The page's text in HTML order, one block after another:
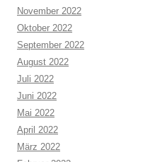
November 2022
Oktober 2022
September 2022
August 2022
Juli 2022
Juni 2022
Mai 2022
April 2022
März 2022